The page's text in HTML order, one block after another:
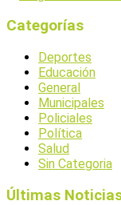
Categorías
Deportes
Educación
General
Municipales
Policiales
Política
Salud
Sin Categoria
Últimas